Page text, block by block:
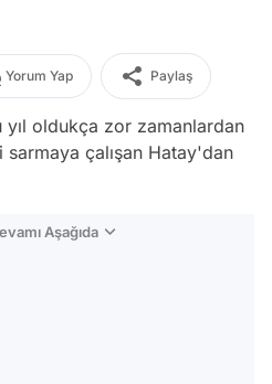
Yorum Yap Paylaş
yıl oldukça zor zamanlardan
sarmaya çalışan Hatay'dan
Aşağıda